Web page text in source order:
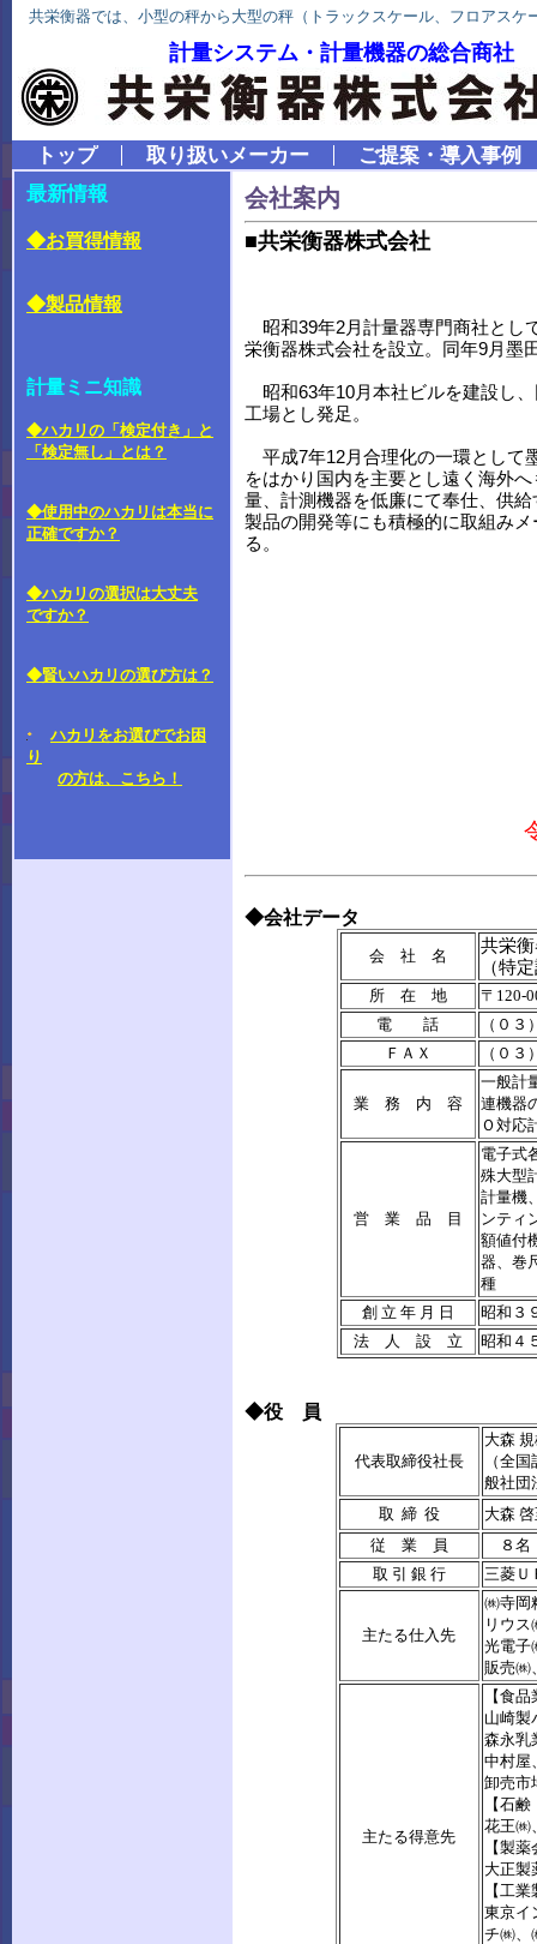
共栄衡器では、小型の秤から大型の秤（トラックスケール、フロアス
計量システム・計量機器の総合商社
トップ 取り扱いメーカー
ご提案・導入事例
最新情報
◆お買得情報
◆製品情報
計量ミニ知識
◆ハカリの「検定付き」と
「検定無し」とは？
◆使用中のハカリは本当に
正確ですか？
◆ハカリの選択は大丈夫
ですか？
◆賢いハカリの選び方は？
ハカリをお選びでお困
り
の方は、こちら！
会社案内
■共栄衡器株式会社
昭和39年2月計量器専門商社とし
栄衡器株式会社を設立。同年9月墨
昭和63年10月本社ビルを建設し
工場とし発足。
平成7年12月合理化の一環として
をはかり国内を主要とし遠く海外
量、計測機器を低廉にて奉仕、供
製品の開発等にも積極的に取組み
る。
◆会社データ
会 社 名
共栄
（特
所 在 地
〒120-
電 話
（０
ＦＡＸ
（０
業 務 内 容
一般計
連機器
Ｏ対応
営 業 品 目
電子式
殊大型
計量機
ンティ
額値付
器、巻
種
創 立 年 月 日
昭和３
法 人 設 立
昭和４
◆役 員
代表取締役社長
大森
（全
般社団
取 締 役
大森
従 業 員
８名
取 引 銀 行
三菱Ｕ
主たる仕入先
㈱寺岡
リウ
光電子
販売㈱
主たる得意先
【食
山崎製
森永乳
中村屋
卸売市
【石
花王㈱
【製
大正製
【工
東京イ
チ㈱、